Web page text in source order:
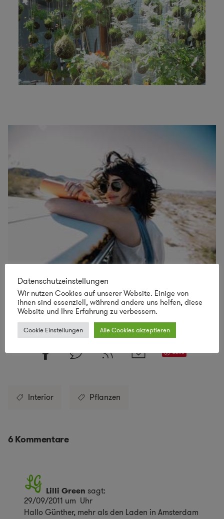
Lust auf mehr nachhaltiges Design
SCHAU VORBEI IM LILLI GREEN SHOP!
Save
Interior Pflanzen
6 Kommentare
Lilli Green sagt:
29/09/2011 um Uhr
Hallo Günther, mehr als den Laden in Amsterdam
Datenschutzeinstellungen
Wir nutzen Cookies auf unserer Website. Einige von
ihnen sind essenziell, während andere uns helfen, diese
Website und Ihre Erfahrung zu verbessern.
Cookie Einstellungen Alle Cookies akzeptieren